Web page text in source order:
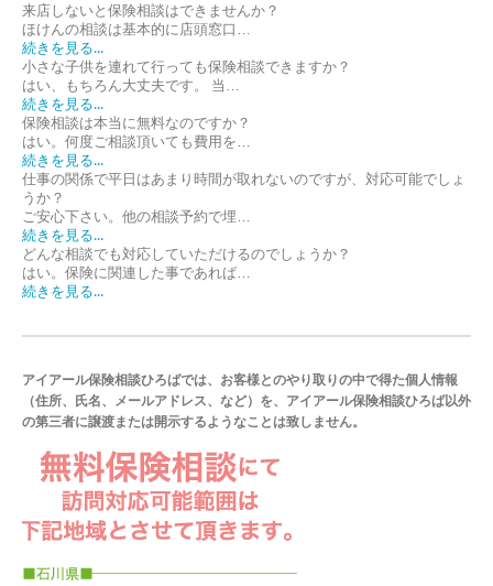
来店しないと保険相談はできませんか？
ほけんの相談は基本的に店頭窓口…
続きを見る...
小さな子供を連れて行っても保険相談できますか？
はい、もちろん大丈夫です。 当…
続きを見る...
保険相談は本当に無料なのですか？
はい。何度ご相談頂いても費用を…
続きを見る...
仕事の関係で平日はあまり時間が取れないのですが、対応可能でしょ
うか？
ご安心下さい。他の相談予約で埋…
続きを見る...
どんな相談でも対応していただけるのでしょうか？
はい。保険に関連した事であれば…
続きを見る...
アイアール保険相談ひろばでは、お客様とのやり取りの中で得た個人情報
（住所、氏名、メールアドレス、など）を、アイアール保険相談ひろば以外
の第三者に譲渡または開示するようなことは致しません。